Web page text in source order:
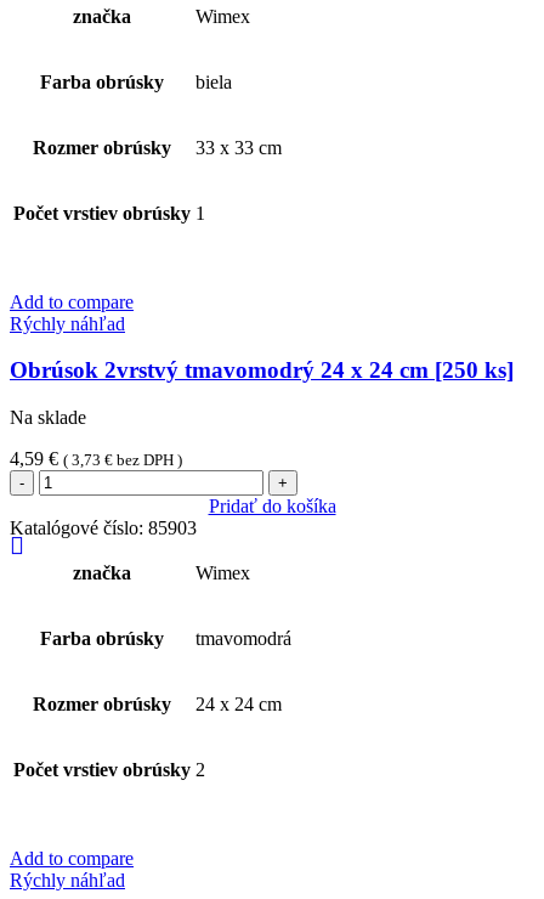
cm
značka Wimex
Farba obrúsky biela
Rozmer obrúsky 33 x 33 cm
Počet vrstiev obrúsky 1
Add to compare
Rýchly náhľad
Obrúsok 2vrstvý tmavomodrý 24 x 24 cm [250 ks]
Na sklade
4,59 € ( 3,73 € bez DPH )
množstvo
Obrúsok
2vrstvý
tmavomodrý
cm
Pridať do košíka
Katalógové číslo: 85903
značka Wimex
Farba obrúsky tmavomodrá
Rozmer obrúsky 24 x 24 cm
Počet vrstiev obrúsky 2
Add to compare
Rýchly náhľad